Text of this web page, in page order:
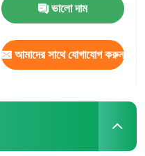
ভালো দাম
আমাদের সাথে যোগাযোগ করুন